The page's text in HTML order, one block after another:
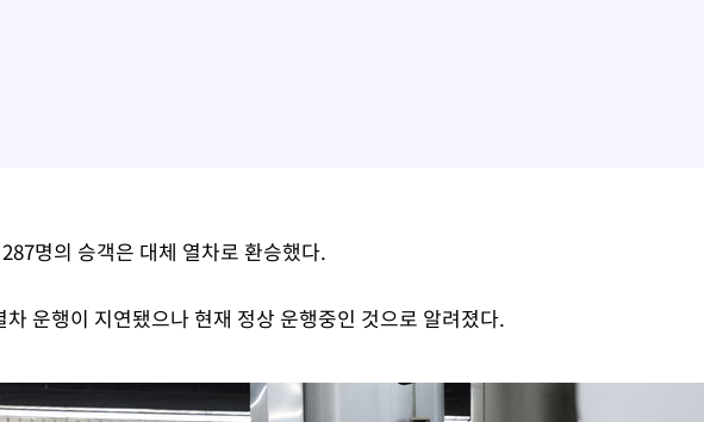
명의 승객은 대체 열차로 환승했다.
차 운행이 지연됐으나 현재 정상 운행중인 것으로 알려졌다.